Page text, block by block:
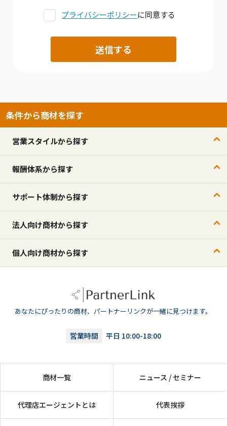
プライバシーポリシーに同意する
条件から商材を探す
営業スタイルから探す
報酬体系から探す
サポート体制から探す
法人向け商材から探す
個人向け商材から探す
あなたにぴったりの商材、パートナーリンクが一緒に見つけます。
営業時間 平日 10:00-18:00
商材一覧 ニュース / セミナー
代理店エージェントとは 代表挨拶